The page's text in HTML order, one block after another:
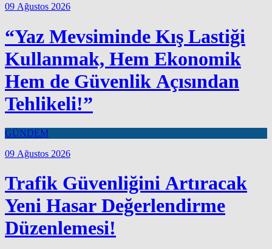
09 Ağustos 2026
“Yaz Mevsiminde Kış Lastiği
Kullanmak, Hem Ekonomik
Hem de Güvenlik Açısından
Tehlikeli!”
GÜNDEM
09 Ağustos 2026
Trafik Güvenliğini Artıracak
Yeni Hasar Değerlendirme
Düzenlemesi!